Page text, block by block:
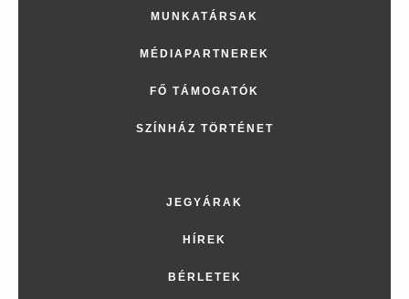
MUNKATÁRSAK
MÉDIAPARTNEREK
FŐ TÁMOGATÓK
SZÍNHÁZ TÖRTÉNET
JEGYÁRAK
HÍREK
BÉRLETEK